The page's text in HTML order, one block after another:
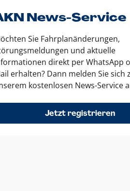
News-Service
Sie Fahrplanänderungen,
und aktuelle
direkt per WhatsApp
erhalten? Dann melden Sie sich
kostenlosen News-Service
Jetzt registrieren